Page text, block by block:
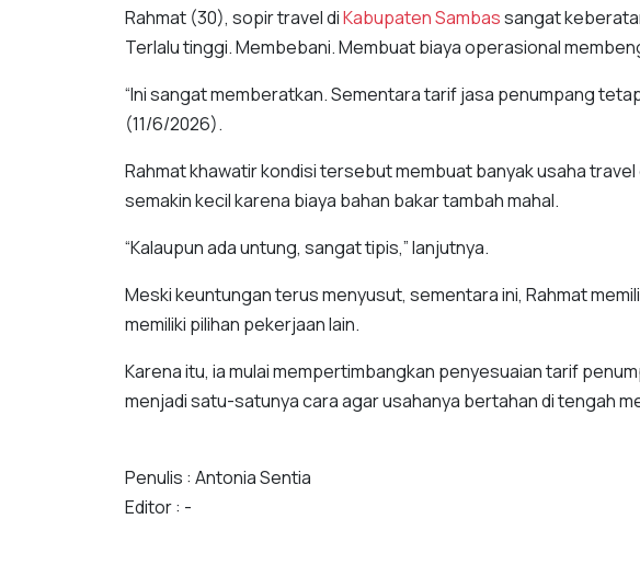
Rahmat (30), sopir travel diKabupaten Sambassangat
Terlalu tinggi. Membebani. Membuat biaya operasional
“Ini sangat memberatkan. Sementara tarif jasa penumpang
(11/6/2026).
Rahmat khawatir kondisi tersebut membuat banyak usaha
semakin kecil karena biaya bahan bakar tambah mahal.
“Kalaupun ada untung, sangat tipis,” lanjutnya.
Meski keuntungan terus menyusut, sementara ini, Rahmat
memiliki pilihan pekerjaan lain.
Karena itu, ia mulai mempertimbangkan penyesuaian tarif
menjadi satu-satunya cara agar usahanya bertahan di tengah
Penulis : Antonia Sentia
Editor : -